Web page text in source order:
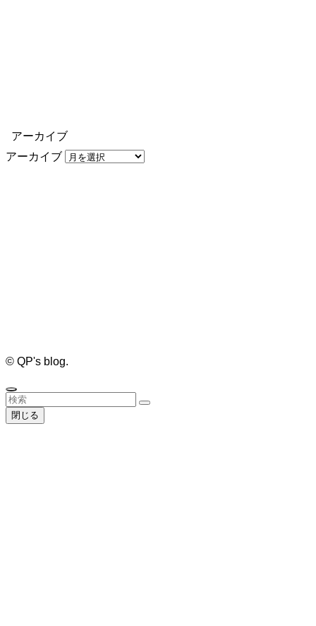
アーカイブ
アーカイブ
© QP's blog.
閉じる